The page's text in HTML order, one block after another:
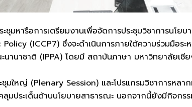
ชุมหารือการเตรียมงานเพื่อจัดการประชุมวิชาการนโ
(ICCP7) ซึ่งจะดำเนินการภายใต้ความร่วมมือระ
นานาชาติ (IPPA) โดยมี สถาบันภาษา มหาวิทยาลัยเชี
ชุมใหญ่ (Plenary Session) และโปรแกรมวิชาการหล
ประเด็นด้านนโยบายสาธารณะ นอกจากนี้ยังมีกิจกรร